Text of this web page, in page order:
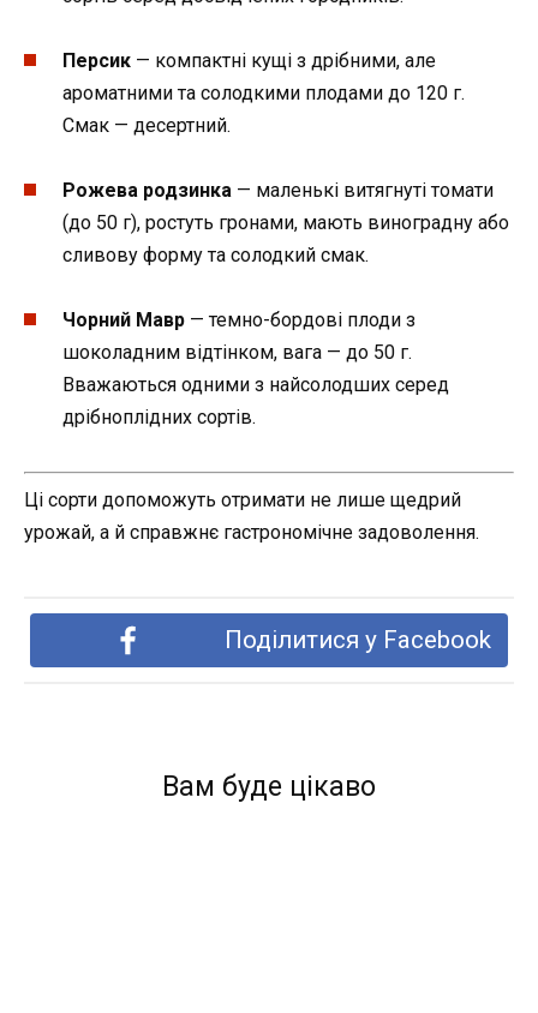
Персик — компактні кущі з дрібними, але
ароматними та солодкими плодами до 120 г.
Смак — десертний.
Рожева родзинка — маленькі витягнуті томати
(до 50 г), ростуть гронами, мають виноградну або
сливову форму та солодкий смак.
Чорний Мавр — темно-бордові плоди з
шоколадним відтінком, вага — до 50 г.
Вважаються одними з найсолодших серед
дрібноплідних сортів.
Ці сорти допоможуть отримати не лише щедрий
урожай, а й справжнє гастрономічне задоволення.
Поділитися у Facebook
Вам буде цікаво